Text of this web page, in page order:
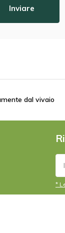
Inviare
dal vivaio
*